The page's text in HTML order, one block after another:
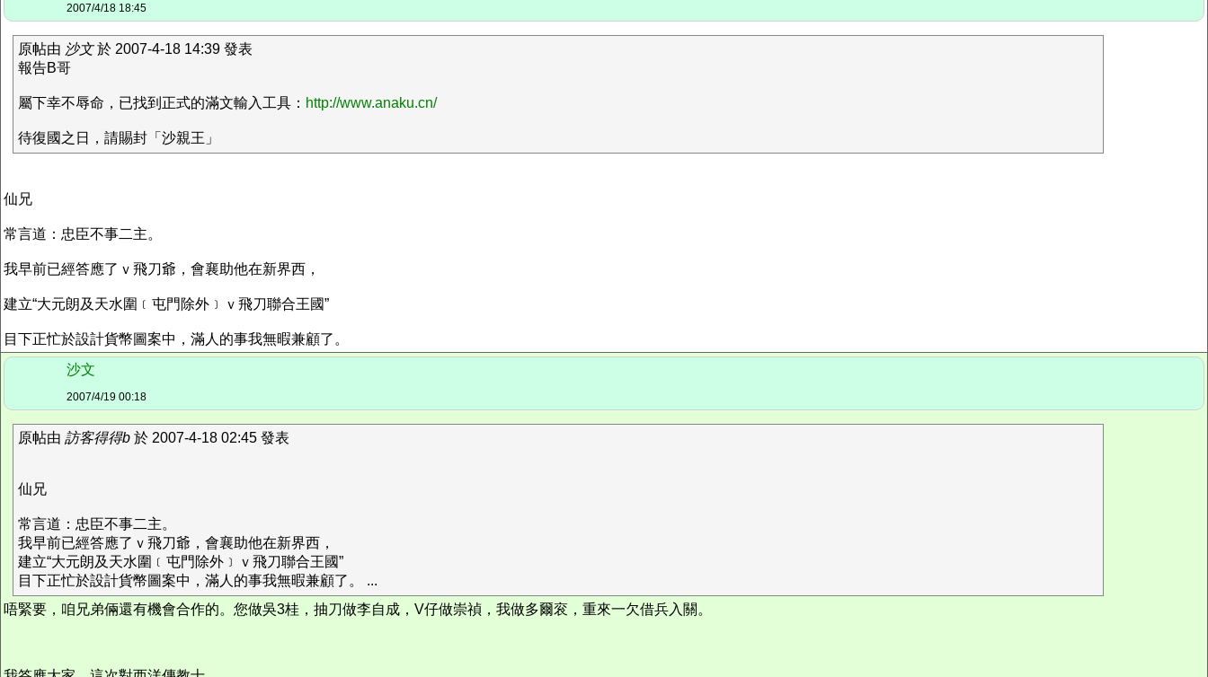
2007/4/18 18:45
原帖由 沙文於 2007-4-18 14:39 發表
報告B哥
屬下幸不辱命，已找到正式的滿文輸入工具： http://www.anaku.cn/
待復國之日，請賜封「沙親王」
仙兄
常言道：忠臣不事二主。
我早前已經答應了ｖ飛刀爺，會襄助他在新界西，
建立“大元朗及天水圍﹝屯門除外﹞ｖ飛刀聯合王國”
目下正忙於設計貨幣圖案中，滿人的事我無暇兼顧了。
沙文
2007/4/19 00:18
原帖由 訪客得得b 於 2007-4-18 02:45 發表
仙兄
常言道：忠臣不事二主。
我早前已經答應了ｖ飛刀爺，會襄助他在新界西，
建立“大元朗及天水圍﹝屯門除外﹞ｖ飛刀聯合王國”
目下正忙於設計貨幣圖案中，滿人的事我無暇兼顧了。 ...
唔緊要，咱兄弟倆還有機會合作的。您做吳3桂，抽刀做李自成，V仔做崇禎，我做多爾衮，重來一欠借兵入關。